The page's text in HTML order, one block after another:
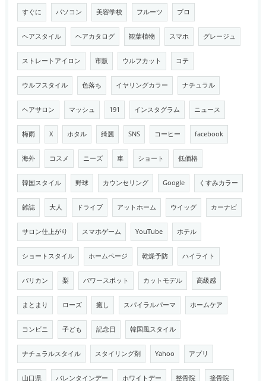
すぐに パソコン 美容学校 フルーツ プロ
ヘアスタイル ヘアカタログ 観葉植物 スマホ グレージュ
ストレートアイロン 市販 ウルフカット コテ
ウルフスタイル 色落ち イヤリングカラー ナチュラル
ヘアサロン マッシュ 191 インスタグラム ニュース
梅雨 X ホタル 綺麗 SNS コーヒー facebook
海外 コスメ ニーズ 車 ショート 低価格
韓国スタイル 野球 カウンセリング Google くすみカラー
雑誌 大人 ドライブ アットホーム ウイッグ カーナビ
サロン仕上がり スマホゲーム YouTube ホテル
ショートスタイル ホームページ 乾燥予防 ハイライト
バリカン 梨 パワースポット カットモデル 高級感
まとまり ローズ 癒し スパイラルパーマ ホームケア
コンビニ 子ども 記念日 韓国風スタイル
ナチュラルスタイル スタイリング剤 Yahoo アプリ
山口県 バレンタインデー ホワイトデー 整骨院 接骨院